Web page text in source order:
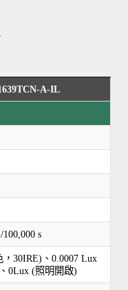
A-IL
s
30IRE)、0.0007 Lux
0Lux (照明開啟)